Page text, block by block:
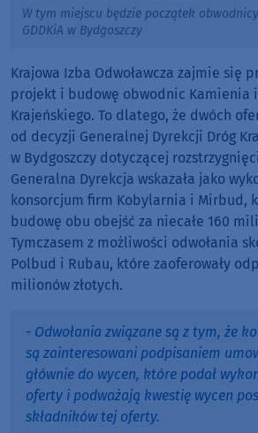
W tym miejscu będzie początek
GDDKiA w Bydgoszczy
Krajowa Izba Odwoławcza zajmie się
projekt i budowę obwodnic Kamienia
Krajeńskiego. To dlatego, że dwóch
od decyzji Generalnej Dyrekcji Dróg
w Bydgoszczy dotyczącej
Generalna Dyrekcja wskazała jako
konsorcjum firm Kobylarnia i Mirbud,
budowę obu obejść za niecałe 160
Tymczasem z możliwości odwołania
Polbud i Rubau, które zaoferowały
milionów złotych.
- Odwołania związane są z tym, że
są zainteresowani podpisaniem
głównie do wycen, które podał
oferty i podważają kwestię wycen
składników tej oferty.